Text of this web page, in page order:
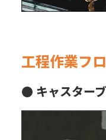
工程作業フ
● キャスター